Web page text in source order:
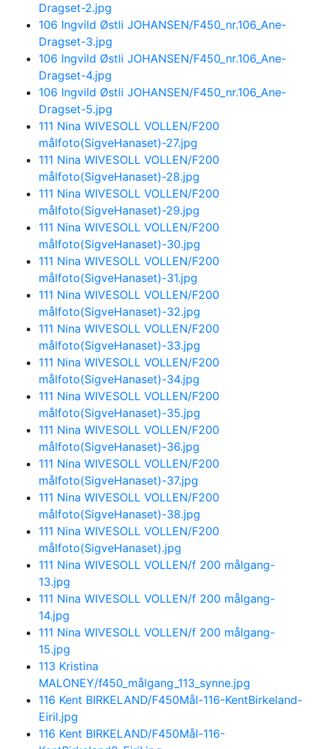
Dragset-2.jpg
106 Ingvild Østli JOHANSEN/F450_nr.106_Ane-
Dragset-3.jpg
106 Ingvild Østli JOHANSEN/F450_nr.106_Ane-
Dragset-4.jpg
106 Ingvild Østli JOHANSEN/F450_nr.106_Ane-
Dragset-5.jpg
111 Nina WIVESOLL VOLLEN/F200
målfoto(SigveHanaset)-27.jpg
111 Nina WIVESOLL VOLLEN/F200
målfoto(SigveHanaset)-28.jpg
111 Nina WIVESOLL VOLLEN/F200
målfoto(SigveHanaset)-29.jpg
111 Nina WIVESOLL VOLLEN/F200
målfoto(SigveHanaset)-30.jpg
111 Nina WIVESOLL VOLLEN/F200
målfoto(SigveHanaset)-31.jpg
111 Nina WIVESOLL VOLLEN/F200
målfoto(SigveHanaset)-32.jpg
111 Nina WIVESOLL VOLLEN/F200
målfoto(SigveHanaset)-33.jpg
111 Nina WIVESOLL VOLLEN/F200
målfoto(SigveHanaset)-34.jpg
111 Nina WIVESOLL VOLLEN/F200
målfoto(SigveHanaset)-35.jpg
111 Nina WIVESOLL VOLLEN/F200
målfoto(SigveHanaset)-36.jpg
111 Nina WIVESOLL VOLLEN/F200
målfoto(SigveHanaset)-37.jpg
111 Nina WIVESOLL VOLLEN/F200
målfoto(SigveHanaset)-38.jpg
111 Nina WIVESOLL VOLLEN/F200
målfoto(SigveHanaset).jpg
111 Nina WIVESOLL VOLLEN/f 200 målgang-
13.jpg
111 Nina WIVESOLL VOLLEN/f 200 målgang-
14.jpg
111 Nina WIVESOLL VOLLEN/f 200 målgang-
15.jpg
113 Kristina
MALONEY/f450_målgang_113_synne.jpg
116 Kent BIRKELAND/F450Mål-116-KentBirkeland-
Eiril.jpg
116 Kent BIRKELAND/F450Mål-116-